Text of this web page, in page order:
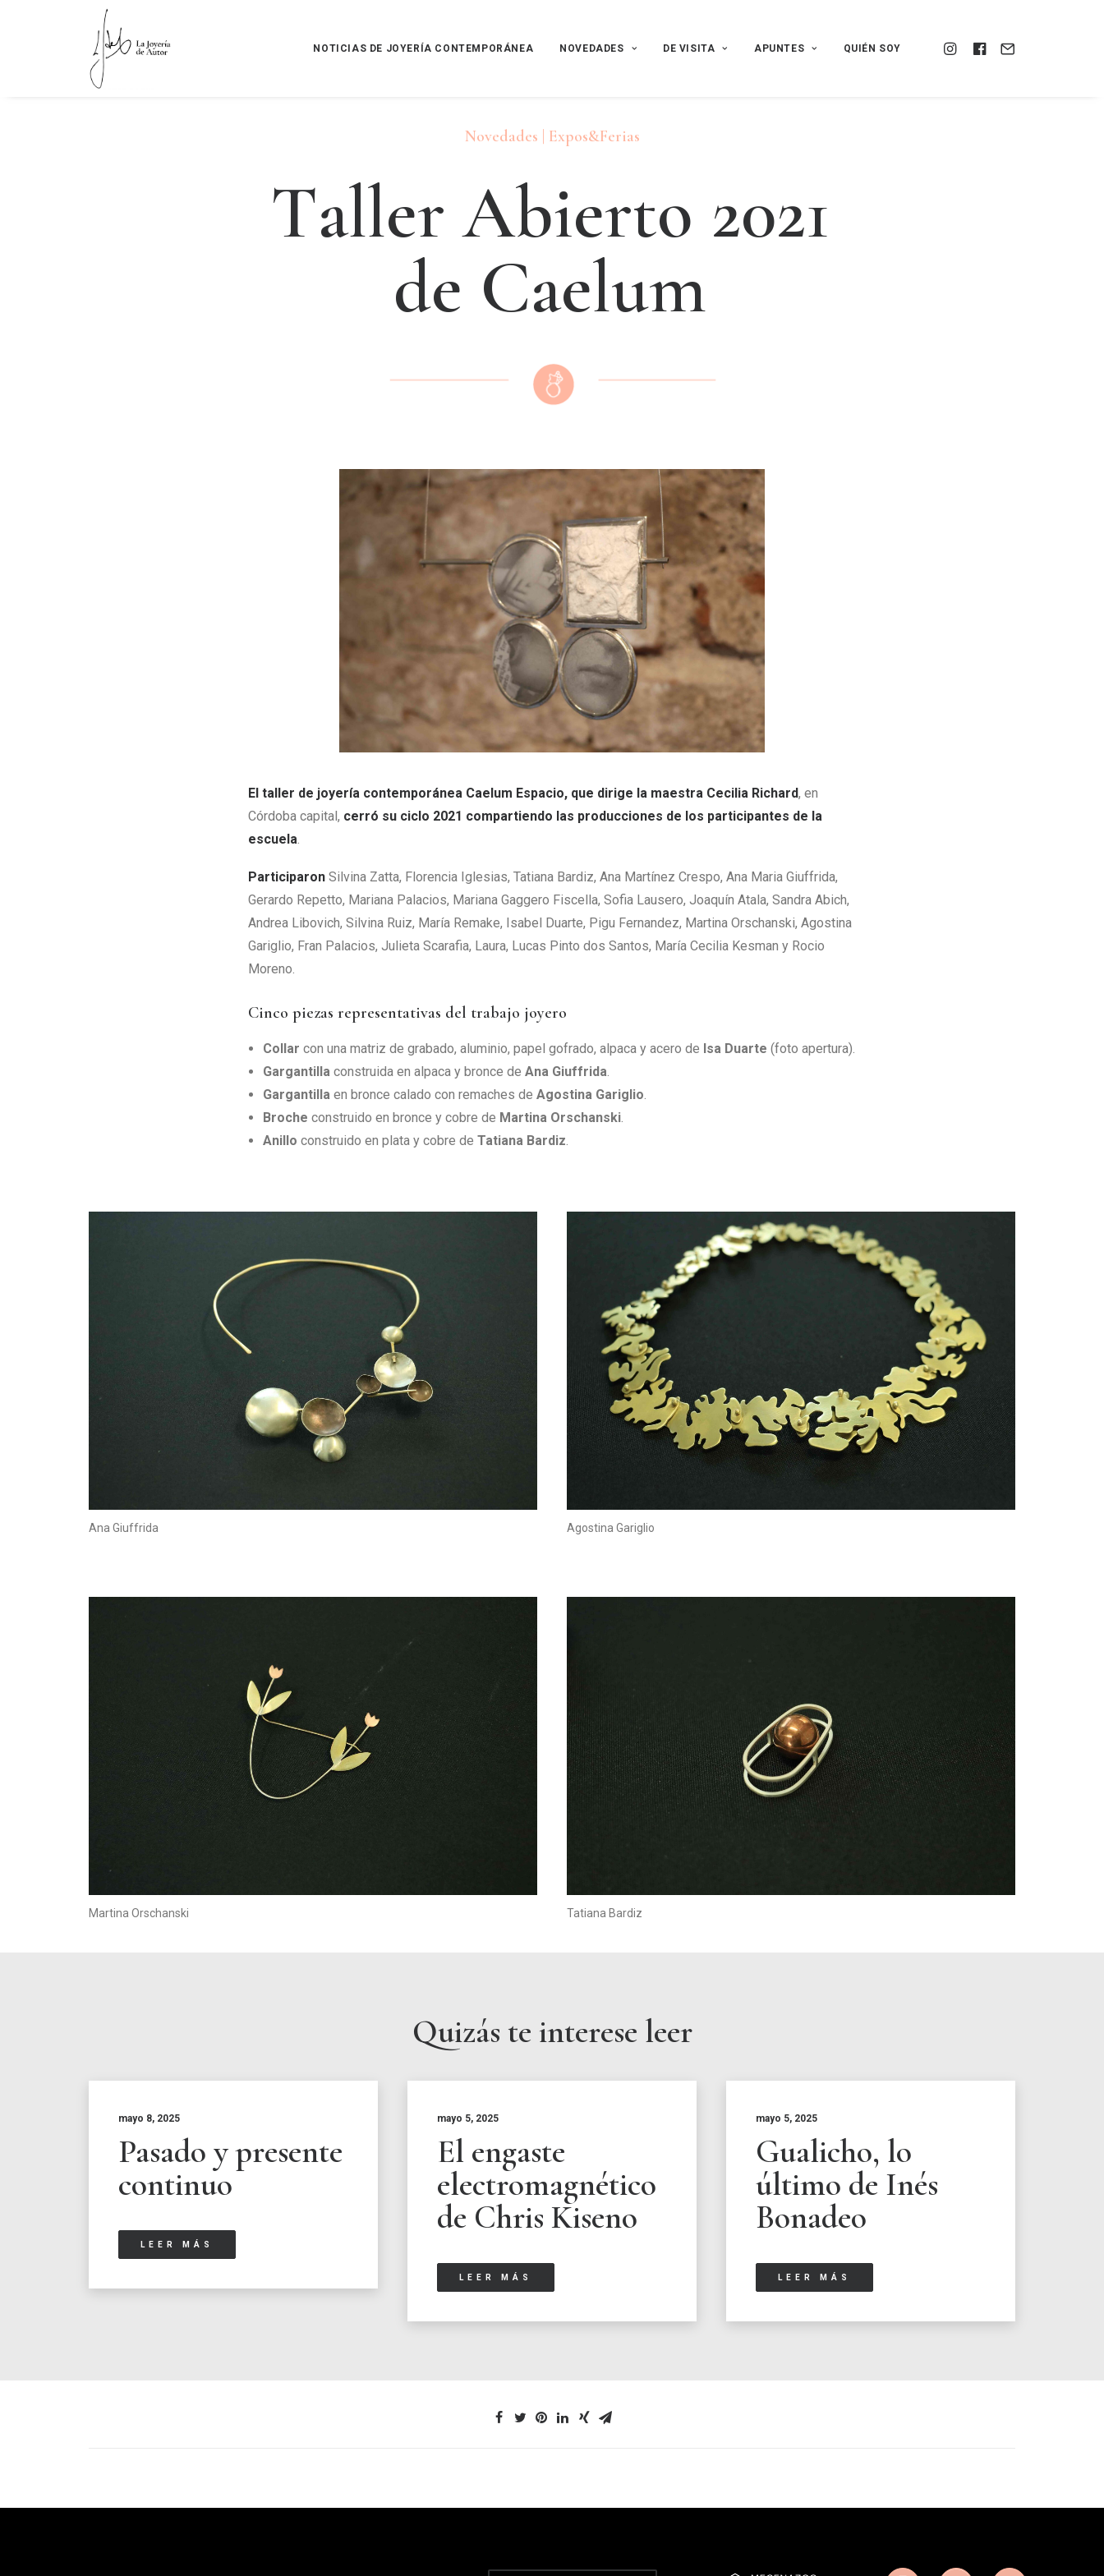
NOTICIAS DE JOYERÍA CONTEMPORÁNEA NOVEDADES DE VISITA APUNTES QUIÉN SOY
Novedades | Expos&Ferias
Taller Abierto 2021
de Caelum
El taller de joyería contemporánea Caelum Espacio, que dirige la maestra Cecilia Richard, en
Córdoba capital, cerró su ciclo 2021 compartiendo las producciones de los participantes de la
escuela.
Participaron Silvina Zatta, Florencia Iglesias, Tatiana Bardiz, Ana Martínez Crespo, Ana Maria Giuffrida,
Gerardo Repetto, Mariana Palacios, Mariana Gaggero Fiscella, Sofia Lausero, Joaquín Atala, Sandra Abich,
Andrea Libovich, Silvina Ruiz, María Remake, Isabel Duarte, Pigu Fernandez, Martina Orschanski, Agostina
Gariglio, Fran Palacios, Julieta Scarafia, Laura, Lucas Pinto dos Santos, María Cecilia Kesman y Rocio
Moreno.
Cinco piezas representativas del trabajo joyero
Collar con una matriz de grabado, aluminio, papel gofrado, alpaca y acero de Isa Duarte (foto apertura).
Gargantilla construida en alpaca y bronce de Ana Giuffrida.
Gargantilla en bronce calado con remaches de Agostina Gariglio.
Broche construido en bronce y cobre de Martina Orschanski.
Anillo construido en plata y cobre de Tatiana Bardiz.
Ana Giuffrida Agostina Gariglio
Martina Orschanski Tatiana Bardiz
Quizás te interese leer
mayo 8, 2025
Pasado y presente
continuo
LEER MÁS
mayo 5, 2025
El engaste
electromagnético
de Chris Kiseno
LEER MÁS
mayo 5, 2025
Gualicho, lo
último de Inés
Bonadeo
LEER MÁS